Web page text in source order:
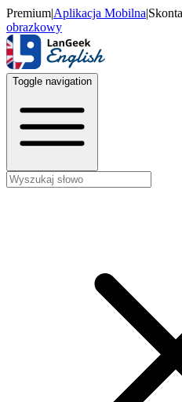
Premium|Aplikacja Mobilna|
obrazkowy
Toggle navigation